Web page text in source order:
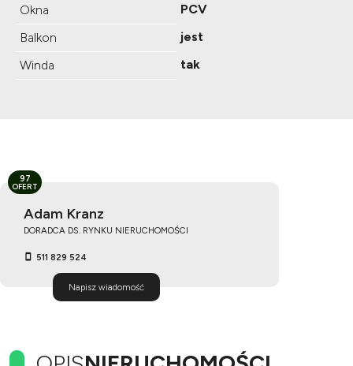
Okna
PCV
Balkon
jest
Winda
tak
Adam Kranz
DORADCA DS. RYNKU NIERUCHOMOŚCI
511 829 524
Napisz wiadomość
97
OFERT